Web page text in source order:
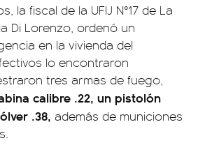
la fiscal de la UFIJ N°17 de La
Di Lorenzo, ordenó un
en la vivienda del
lo encontraron
tres armas de fuego,
calibre .22, un pistolón
.38, además de municiones